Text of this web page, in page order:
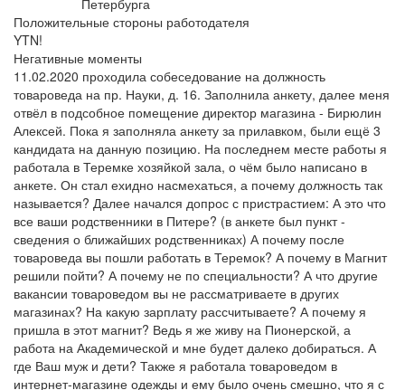
Петербурга
Положительные стороны работодателя
YTN!
Негативные моменты
11.02.2020 проходила собеседование на должность
товароведа на пр. Науки, д. 16. Заполнила анкету, далее меня
отвёл в подсобное помещение директор магазина - Бирюлин
Алексей. Пока я заполняла анкету за прилавком, были ещё 3
кандидата на данную позицию. На последнем месте работы я
работала в Теремке хозяйкой зала, о чём было написано в
анкете. Он стал ехидно насмехаться, а почему должность так
называется? Далее начался допрос с пристрастием: А это что
все ваши родственники в Питере? (в анкете был пункт -
сведения о ближайших родственниках) А почему после
товароведа вы пошли работать в Теремок? А почему в Магнит
решили пойти? А почему не по специальности? А что другие
вакансии товароведом вы не рассматриваете в других
магазинах? На какую зарплату рассчитываете? А почему я
пришла в этот магнит? Ведь я же живу на Пионерской, а
работа на Академической и мне будет далеко добираться. А
где Ваш муж и дети? Также я работала товароведом в
интернет-магазине одежды и ему было очень смешно, что я с